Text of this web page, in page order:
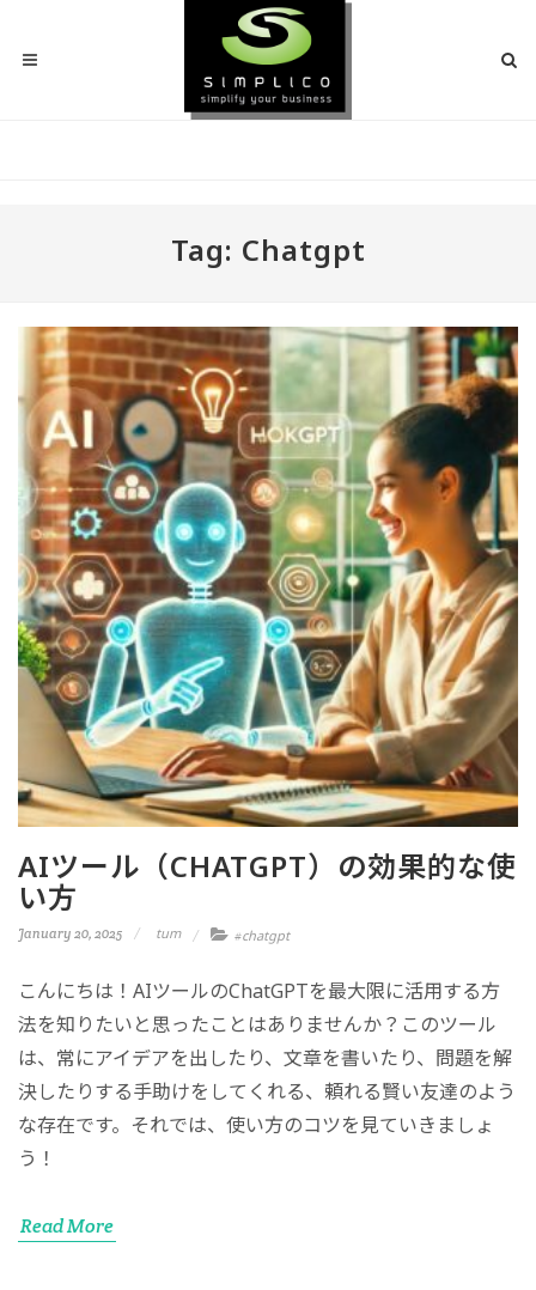
Tag: Chatgpt
AIツール（CHATGPT）の効果的な使
い方
January 20, 2025 tum #chatgpt
こんにちは！AIツールのChatGPTを最大限に活用する方
法を知りたいと思ったことはありませんか？このツール
は、常にアイデアを出したり、文章を書いたり、問題を解
決したりする手助けをしてくれる、頼れる賢い友達のよう
な存在です。それでは、使い方のコツを見ていきましょ
う！
Read More